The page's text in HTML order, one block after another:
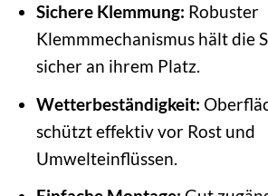
Sichere Klemmung: Robuster
Klemmmechanismus hält die
sicher an ihrem Platz.
Wetterbeständigkeit:
schützt effektiv vor Rost und
Umwelteinflüssen.